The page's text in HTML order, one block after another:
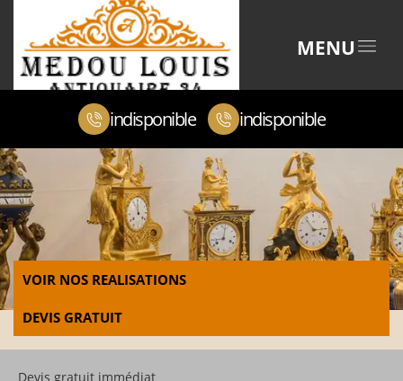
MENU
indisponible indisponible
VOIR NOS REALISATIONS
DEVIS GRATUIT
Devis gratuit immédiat